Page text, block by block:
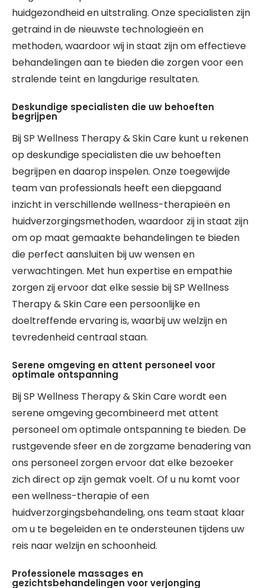
huidgezondheid en uitstraling. Onze specialisten zijn
getraind in de nieuwste technologieën en
methoden, waardoor wij in staat zijn om effectieve
behandelingen aan te bieden die zorgen voor een
stralende teint en langdurige resultaten.
Deskundige specialisten die uw behoeften
begrijpen
Bij SP Wellness Therapy & Skin Care kunt u rekenen
op deskundige specialisten die uw behoeften
begrijpen en daarop inspelen. Onze toegewijde
team van professionals heeft een diepgaand
inzicht in verschillende wellness-therapieën en
huidverzorgingsmethoden, waardoor zij in staat zijn
om op maat gemaakte behandelingen te bieden
die perfect aansluiten bij uw wensen en
verwachtingen. Met hun expertise en empathie
zorgen zij ervoor dat elke sessie bij SP Wellness
Therapy & Skin Care een persoonlijke en
doeltreffende ervaring is, waarbij uw welzijn en
tevredenheid centraal staan.
Serene omgeving en attent personeel voor
optimale ontspanning
Bij SP Wellness Therapy & Skin Care wordt een
serene omgeving gecombineerd met attent
personeel om optimale ontspanning te bieden. De
rustgevende sfeer en de zorgzame benadering van
ons personeel zorgen ervoor dat elke bezoeker
zich direct op zijn gemak voelt. Of u nu komt voor
een wellness-therapie of een
huidverzorgingsbehandeling, ons team staat klaar
om u te begeleiden en te ondersteunen tijdens uw
reis naar welzijn en schoonheid.
Professionele massages en
gezichtsbehandelingen voor verjonging